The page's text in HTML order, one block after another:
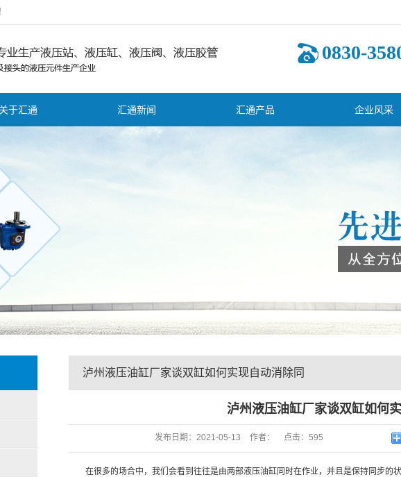
0830-
关于汇通
汇通新闻
公司新闻
汇通产品
液压油缸
企业风采
泸州液压油缸厂家谈双缸如何实现自动消除同
泸州液压油缸厂家谈双缸如何
发布日期： 2021-05-13 作者： 点击： 595
在很多的场合中，我们会看到往往是由两部液压油缸同时在作业，并且是保持同步的